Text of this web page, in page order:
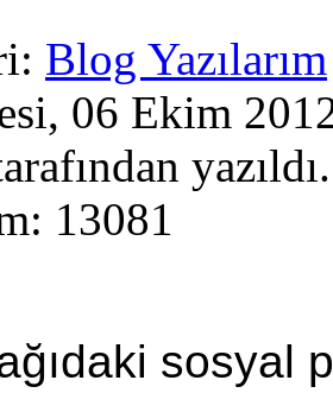
Blog Yazılarım
06 Ekim
yazıldı.
13081
sosyal